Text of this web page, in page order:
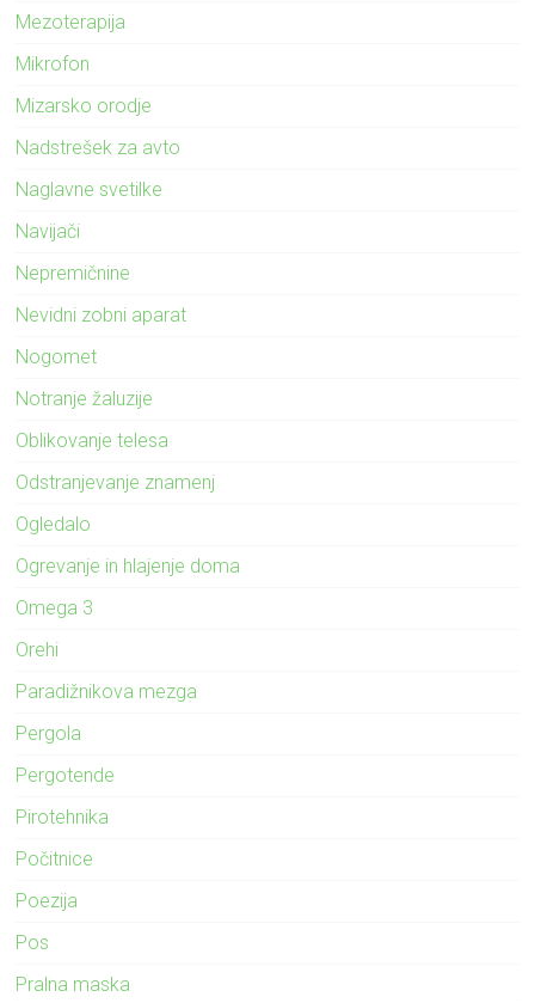
Mezoterapija
Mikrofon
Mizarsko orodje
Nadstrešek za avto
Naglavne svetilke
Navijači
Nepremičnine
Nevidni zobni aparat
Nogomet
Notranje žaluzije
Oblikovanje telesa
Odstranjevanje znamenj
Ogledalo
Ogrevanje in hlajenje doma
Omega 3
Orehi
Paradižnikova mezga
Pergola
Pergotende
Pirotehnika
Počitnice
Poezija
Pos
Pralna maska